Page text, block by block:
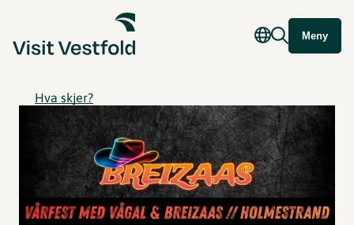
Meny
Hva skjer?